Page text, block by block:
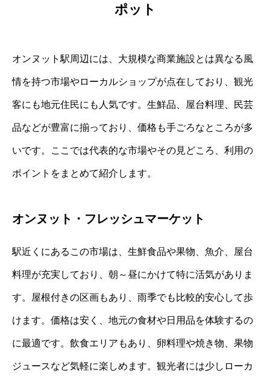
ポット
オンヌット駅周辺には、大規模な商業施設とは異なる風
情を持つ市場やローカルショップが点在しており、観光
客にも地元住民にも人気です。生鮮品、屋台料理、民芸
品などが豊富に揃っており、価格も手ごろなところが多
いです。ここでは代表的な市場やその見どころ、利用の
ポイントをまとめて紹介します。
オンヌット・フレッシュマーケット
駅近くにあるこの市場は、生鮮食品や果物、魚介、屋台
料理が充実しており、朝～昼にかけて特に活気がありま
す。屋根付きの区画もあり、雨季でも比較的安心して歩
けます。価格は安く、地元の食材や日用品を体験するの
に最適です。飲食エリアもあり、卵料理や焼き物、果物
ジュースなど気軽に楽しめます。観光者には少しローカ